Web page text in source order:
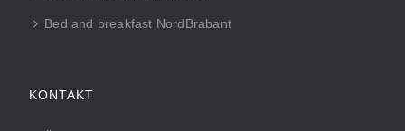
Bed and breakfast NordBrabant
KONTAKT